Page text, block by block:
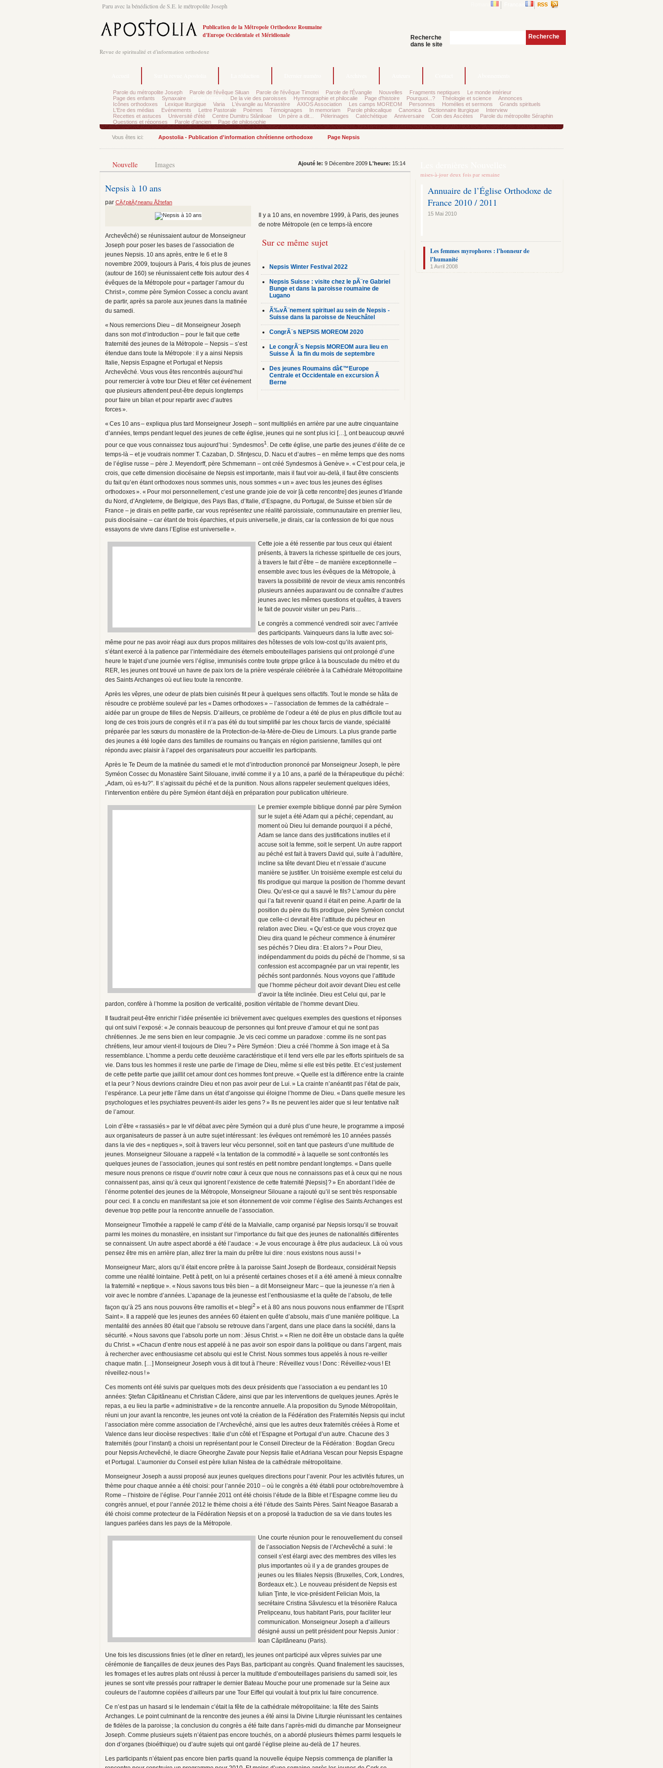
Paru avec la bénédiction de S.E. le métropolite Joseph
Publication de la Métropole Orthodoxe Roumaine
d'Europe Occidentale et Méridionale
Revue de spiritualité et d'information orthodoxe
Recherche
dans le site
Recherche
Parole du métropolite Joseph Parole de l'évêque Siluan Parole de l'évêque Timotei Parole de l'Évangile Nouvelles Fragments neptiques
Le monde intérieur
Page des enfants
Synaxaire De la vie des paroisses Hymnographie et philocalie Page d'histoire Pourquoi...? Théologie et science
Annonces
Icônes orthodoxes
Lexique liturgique Varia L'évangile au Monastère AXIOS Association Les camps MOREOM Personnes Homélies et sermons
Grands spirituels
L'Ere des médias
Evénements Lettre Pastorale Poèmes Témoignages In memoriam Parole philocalique Canonica Dictionnaire liturgique
Interview
Recettes et astuces
Université d'été Centre Dumitru Stăniloae Un père a dit... Pèlerinages Catéchétique Anniversaire Coin des Ascètes
Parole du métropolite Séraphin
Questions et réponses
Parole d'ancien Page de philosophie
Vous êtes ici: Apostolia - Publication d'information chrétienne orthodoxe Page Nepsis
Nouvelle Images Ajouté le: 9 Décembre 2009 L'heure: 15:14
Nepsis à 10 ans
par CÄƒpitÄƒneanu Åžtefan
Sur ce même sujet
Nepsis Winter Festival 2022
Nepsis Suisse : visite chez le pÃ¨re Gabriel
Bunge et dans la paroisse roumaine de
Lugano
Ã‰vÃ¨nement spirituel au sein de Nepsis -
Suisse dans la paroisse de Neuchâtel
CongrÃ¨s NEPSIS MOREOM 2020
Le congrÃ¨s Nepsis MOREOM aura lieu en
Suisse Ã la fin du mois de septembre
Des jeunes Roumains dâ€™Europe
Centrale et Occidentale en excursion Ã
Berne
Il y a 10 ans, en novembre 1999, à Paris, des jeunes
de notre Métropole (en ce temps-là encore
Archevêché) se réunissaient autour de Monseigneur
Joseph pour poser les bases de l’association de
jeunes Nepsis. 10 ans après, entre le 6 et le 8
novembre 2009, toujours à Paris, 4 fois plus de jeunes
(autour de 160) se réunissaient cette fois autour des 4
évêques de la Métropole pour « partager l’amour du
Christ », comme père Syméon Cossec a conclu avant
de partir, après sa parole aux jeunes dans la matinée
du samedi.
« Nous remercions Dieu – dit Monseigneur Joseph
dans son mot d’introduction – pour le fait que cette
fraternité des jeunes de la Métropole – Nepsis – s’est
étendue dans toute la Métropole : il y a ainsi Nepsis
Italie, Nepsis Espagne et Portugal et Nepsis
Archevêché. Vous vous êtes rencontrés aujourd’hui
pour remercier à votre tour Dieu et fêter cet événement
que plusieurs attendent peut-être depuis longtemps
pour faire un bilan et pour repartir avec d’autres
forces ».
« Ces 10 ans – expliqua plus tard Monseigneur Joseph – sont multipliés en arrière par une autre cinquantaine
d’années, temps pendant lequel des jeunes de cette église, jeunes qui ne sont plus ici […], ont beaucoup œuvré
pour ce que vous connaissez tous aujourd’hui : Syndesmos1 . De cette église, une partie des jeunes d’élite de ce
temps-là – et je voudrais nommer T. Cazaban, D. Sfinţescu, D. Nacu et d’autres – en même temps que des noms
de l’église russe – père J. Meyendorff, père Schmemann – ont créé Syndesmos à Genève ». « C’est pour cela, je
crois, que cette dimension diocésaine de Nepsis est importante, mais il faut voir au-delà, il faut être conscients
du fait qu’en étant orthodoxes nous sommes unis, nous sommes « un » avec tous les jeunes des églises
orthodoxes ». « Pour moi personnellement, c’est une grande joie de voir [à cette rencontre] des jeunes d’Irlande
du Nord, d’Angleterre, de Belgique, des Pays Bas, d’Italie, d’Espagne, du Portugal, de Suisse et bien sûr de
France – je dirais en petite partie, car vous représentez une réalité paroissiale, communautaire en premier lieu,
puis diocésaine – car étant de trois éparchies, et puis universelle, je dirais, car la confession de foi que nous
essayons de vivre dans l’Eglise est universelle ».
Cette joie a été ressentie par tous ceux qui étaient
présents, à travers la richesse spirituelle de ces jours,
à travers le fait d’être – de manière exceptionnelle –
ensemble avec tous les évêques de la Métropole, à
travers la possibilité de revoir de vieux amis rencontrés
plusieurs années auparavant ou de connaître d’autres
jeunes avec les mêmes questions et quêtes, à travers
le fait de pouvoir visiter un peu Paris…
Le congrès a commencé vendredi soir avec l’arrivée
des participants. Vainqueurs dans la lutte avec soi-
même pour ne pas avoir réagi aux durs propos militaires des hôtesses de vols low-cost qu’ils avaient pris,
s’étant exercé à la patience par l’intermédiaire des éternels embouteillages parisiens qui ont prolongé d’une
heure le trajet d’une journée vers l’église, immunisés contre toute grippe grâce à la bousculade du métro et du
RER, les jeunes ont trouvé un havre de paix lors de la prière vespérale célébrée à la Cathédrale Métropolitaine
des Saints Archanges où eut lieu toute la rencontre.
Après les vêpres, une odeur de plats bien cuisinés fit peur à quelques sens olfactifs. Tout le monde se hâta de
résoudre ce problème soulevé par les « Dames orthodoxes » – l’association de femmes de la cathédrale –
aidée par un groupe de filles de Nepsis. D’ailleurs, ce problème de l’odeur a été de plus en plus difficile tout au
long de ces trois jours de congrès et il n’a pas été du tout simplifié par les choux farcis de viande, spécialité
préparée par les sœurs du monastère de la Protection-de-la-Mère-de-Dieu de Limours. La plus grande partie
des jeunes a été logée dans des familles de roumains ou français en région parisienne, familles qui ont
répondu avec plaisir à l’appel des organisateurs pour accueillir les participants.
Après le Te Deum de la matinée du samedi et le mot d’introduction prononcé par Monseigneur Joseph, le père
Syméon Cossec du Monastère Saint Silouane, invité comme il y a 10 ans, a parlé de la thérapeutique du péché:
„Adam, où es-tu?”. Il s’agissait du péché et de la punition. Nous allons rappeler seulement quelques idées,
l’intervention entière du père Syméon étant déjà en préparation pour publication ultérieure.
Le premier exemple biblique donné par père Syméon
sur le sujet a été Adam qui a péché; cependant, au
moment où Dieu lui demande pourquoi il a péché,
Adam se lance dans des justifications inutiles et il
accuse soit la femme, soit le serpent. Un autre rapport
au péché est fait à travers David qui, suite à l’adultère,
incline sa tête devant Dieu et n’essaie d’aucune
manière se justifier. Un troisième exemple est celui du
fils prodigue qui marque la position de l’homme devant
Dieu. Qu’est-ce qui a sauvé le fils? L’amour du père
qui l’a fait revenir quand il était en peine. A partir de la
position du père du fils prodigue, père Syméon conclut
que celle-ci devrait être l’attitude du pécheur en
relation avec Dieu. « Qu’est-ce que vous croyez que
Dieu dira quand le pécheur commence à énumérer
ses péchés ? Dieu dira : Et alors ? » Pour Dieu,
indépendamment du poids du péché de l’homme, si sa
confession est accompagnée par un vrai repentir, les
péchés sont pardonnés. Nous voyons que l’attitude
que l’homme pécheur doit avoir devant Dieu est celle
d’avoir la tête inclinée. Dieu est Celui qui, par le
pardon, confère à l’homme la position de verticalité, position véritable de l’homme devant Dieu.
Il faudrait peut-être enrichir l’idée présentée ici brièvement avec quelques exemples des questions et réponses
qui ont suivi l’exposé: « Je connais beaucoup de personnes qui font preuve d’amour et qui ne sont pas
chrétiennes. Je me sens bien en leur compagnie. Je vis ceci comme un paradoxe : comme ils ne sont pas
chrétiens, leur amour vient-il toujours de Dieu ? » Père Syméon : Dieu a créé l’homme à Son image et à Sa
ressemblance. L’homme a perdu cette deuxième caractéristique et il tend vers elle par les efforts spirituels de sa
vie. Dans tous les hommes il reste une partie de l’image de Dieu, même si elle est très petite. Et c’est justement
de cette petite partie que jaillit cet amour dont ces hommes font preuve. « Quelle est la différence entre la crainte
et la peur ? Nous devrions craindre Dieu et non pas avoir peur de Lui. » La crainte n’anéantit pas l’état de paix,
l’espérance. La peur jette l’âme dans un état d’angoisse qui éloigne l’homme de Dieu. « Dans quelle mesure les
psychologues et les psychiatres peuvent-ils aider les gens ? » Ils ne peuvent les aider que si leur tentative naît
de l’amour.
Loin d’être « rassasiés » par le vif débat avec père Syméon qui a duré plus d’une heure, le programme a imposé
aux organisateurs de passer à un autre sujet intéressant : les évêques ont remémoré les 10 années passés
dans la vie des « neptiques », soit à travers leur vécu personnel, soit en tant que pasteurs d’une multitude de
jeunes. Monseigneur Silouane a rappelé « la tentation de la commodité » à laquelle se sont confrontés les
quelques jeunes de l’association, jeunes qui sont restés en petit nombre pendant longtemps. « Dans quelle
mesure nous prenons ce risque d’ouvrir notre cœur à ceux que nous ne connaissons pas et à ceux qui ne nous
connaissent pas, ainsi qu’à ceux qui ignorent l’existence de cette fraternité [Nepsis] ? » En abordant l’idée de
l’énorme potentiel des jeunes de la Métropole, Monseigneur Silouane a rajouté qu’il se sent très responsable
pour ceci. Il a conclu en manifestant sa joie et son étonnement de voir comme l’église des Saints Archanges est
devenue trop petite pour la rencontre annuelle de l’association.
Monseigneur Timothée a rappelé le camp d’été de la Malvialle, camp organisé par Nepsis lorsqu’il se trouvait
parmi les moines du monastère, en insistant sur l’importance du fait que des jeunes de nationalités différentes
se connaissent. Un autre aspect abordé a été l’audace : « Je vous encourage à être plus audacieux. Là où vous
pensez être mis en arrière plan, allez tirer la main du prêtre lui dire : nous existons nous aussi ! »
Monseigneur Marc, alors qu’il était encore prêtre à la paroisse Saint Joseph de Bordeaux, considérait Nepsis
comme une réalité lointaine. Petit à petit, on lui a présenté certaines choses et il a été amené à mieux connaître
la fraternité « neptique ». « Nous savons tous très bien – a dit Monseigneur Marc – que la jeunesse n’a rien à
voir avec le nombre d’années. L’apanage de la jeunesse est l’enthousiasme et la quête de l’absolu, de telle
façon qu’à 25 ans nous pouvons être ramollis et « blegi2 » et à 80 ans nous pouvons nous enflammer de l’Esprit
Saint ». Il a rappelé que les jeunes des années 60 étaient en quête d’absolu, mais d’une manière politique. La
mentalité des années 80 était que l’absolu se retrouve dans l’argent, dans une place dans la société, dans la
sécurité. « Nous savons que l’absolu porte un nom : Jésus Christ. » « Rien ne doit être un obstacle dans la quête
du Christ. » «Chacun d’entre nous est appelé à ne pas avoir son espoir dans la politique ou dans l’argent, mais
à rechercher avec enthousiasme cet absolu qui est le Christ. Nous sommes tous appelés à nous re-veiller
chaque matin. […] Monseigneur Joseph vous à dit tout à l’heure : Réveillez vous ! Donc : Réveillez-vous ! Et
réveillez-nous ! »
Ces moments ont été suivis par quelques mots des deux présidents que l’association a eu pendant les 10
années: Ştefan Căpităneanu et Christian Cădere, ainsi que par les interventions de quelques jeunes. Après le
repas, a eu lieu la partie « administrative » de la rencontre annuelle. A la proposition du Synode Métropolitain,
réuni un jour avant la rencontre, les jeunes ont voté la création de la Fédération des Fraternités Nepsis qui inclut
l’association mère comme association de l’Archevêché, ainsi que les autres deux fraternités créées à Rome et
Valence dans leur diocèse respectives : Italie d’un côté et l’Espagne et Portugal d’un autre. Chacune des 3
fraternités (pour l’instant) a choisi un représentant pour le Conseil Directeur de la Fédération : Bogdan Grecu
pour Nepsis Archevêché, le diacre Gheorghe Zavate pour Nepsis Italie et Adriana Vescan pour Nepsis Espagne
et Portugal. L’aumonier du Conseil est père Iulian Nistea de la cathédrale métropolitaine.
Monseigneur Joseph a aussi proposé aux jeunes quelques directions pour l’avenir. Pour les activités futures, un
thème pour chaque année a été choisi: pour l’année 2010 – où le congrès a été établi pour octobre/novembre à
Rome – l’histoire de l’église. Pour l’année 2011 ont été choisis l’étude de la Bible et l’Espagne comme lieu du
congrès annuel, et pour l’année 2012 le thème choisi a été l’étude des Saints Pères. Saint Neagoe Basarab a
été choisi comme protecteur de la Fédération Nepsis et on a proposé la traduction de sa vie dans toutes les
langues parlées dans les pays de la Métropole.
Une courte réunion pour le renouvellement du conseil
de l’association Nepsis de l’Archevêché a suivi : le
conseil s’est élargi avec des membres des villes les
plus importantes où il y a de grandes groupes de
jeunes ou les filiales Nepsis (Bruxelles, Cork, Londres,
Bordeaux etc.). Le nouveau président de Nepsis est
Iulian Ţinte, le vice-président Felician Mois, la
secrétaire Cristina Săvulescu et la trésorière Raluca
Prelipceanu, tous habitant Paris, pour faciliter leur
communication. Monseigneur Joseph a d’ailleurs
désigné aussi un petit président pour Nepsis Junior :
Ioan Căpităneanu (Paris).
Une fois les discussions finies (et le dîner en retard), les jeunes ont participé aux vêpres suivies par une
cérémonie de fiançailles de deux jeunes des Pays Bas, participant au congrès. Quand finalement les saucisses,
les fromages et les autres plats ont réussi à percer la multitude d’embouteillages parisiens du samedi soir, les
jeunes se sont vite pressés pour rattraper le dernier Bateau Mouche pour une promenade sur la Seine aux
couleurs de l’automne copiées d’ailleurs par une Tour Eiffel qui voulait à tout prix lui faire concurrence.
Ce n’est pas un hasard si le lendemain c’était la fête de la cathédrale métropolitaine: la fête des Saints
Archanges. Le point culminant de la rencontre des jeunes a été ainsi la Divine Liturgie réunissant les centaines
de fidèles de la paroisse ; la conclusion du congrès a été faite dans l’après-midi du dimanche par Monseigneur
Joseph. Comme plusieurs sujets n’étaient pas encore touchés, on a abordé plusieurs thèmes parmi lesquels le
don d’organes (bioéthique) ou d’autre sujets qui ont gardé l’église pleine au-delà de 17 heures.
Les participants n’étaient pas encore bien partis quand la nouvelle équipe Nepsis commença de planifier la
mises-à-jour deux fois par semaine
Annuaire de l’Église Orthodoxe de
France 2010 / 2011
15 Mai 2010
Les femmes myrophores : l’honneur de
l’humanité
1 Avril 2008